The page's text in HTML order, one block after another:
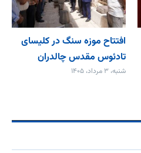
افتتاح موزه سنگ در کلیسای
تادئوس مقدس چالدران
شنبه، ۳ مرداد، ۱۴۰۵